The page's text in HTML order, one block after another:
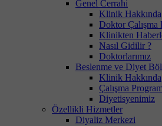
Genel Cerrahi
Klinik Hakkında
Doktor Çalışma
Klinikten
Nasıl Gidilir ?
Doktorlarımız
Beslenme ve Diyet
Klinik Hakkında
Çalışma
Diyetisyenimiz
Özellikli Hizmetler
Diyaliz Merkezi